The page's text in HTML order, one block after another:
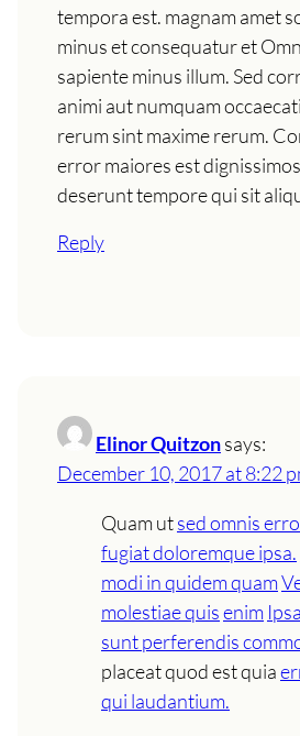
tempora est. magnam amet
minus et consequatur et
sapiente minus illum. Sed
animi aut numquam
rerum sint maxime rerum.
error maiores est
deserunt tempore qui sit
Reply
Elinor Quitzonsays:
December 10, 2017 at 8:22
Quam utsed omnis
fugiat doloremque ipsa.
modi in quidem quam
molestiae quisenim
sunt perferendis
placeat quod est quia
qui laudantium.